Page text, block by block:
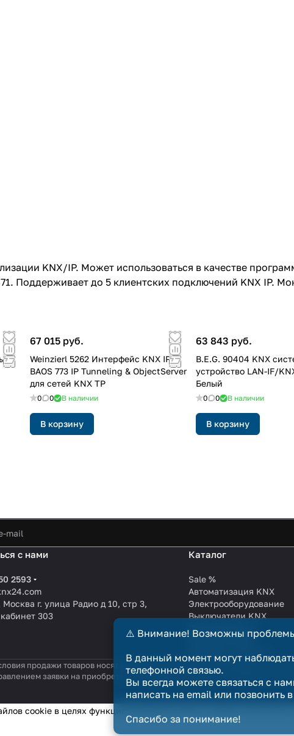
KNX/IP. Может использоваться в качестве
Поддерживает до 5 клиентских подключений KNX IP.
67 015 руб.
Weinzierl 5262 Интерфейс KNX IP
BAOS 773 IP Tunneling & ObjectServer
для сетей KNX TP
0 0 В наличии
В корзину
63 843 руб.
B.E.G. 90404 KNX
устройство LAN-IF/
Белый
0 0 В наличии
В корзину
с нами
2593
Москва г. улица Радио д 10, стр 3,
303
Каталог
Sale %
Автоматизация KNX
Электрооборудование
Выключатели KNX
Производители
KNX EIB кабели
Зарядные станции
продажи товаров носят справочный характер и не являются
заявки на приобретение товара. Договор купли-продажи
⚠️ Внимание! Возможны
В данный момент могут
телефонной связью.
Вы всегда можете связаться с
написать на email или позвонить
Спасибо за понимание!
cookie в целях функционирования сайта и сбора статистики в